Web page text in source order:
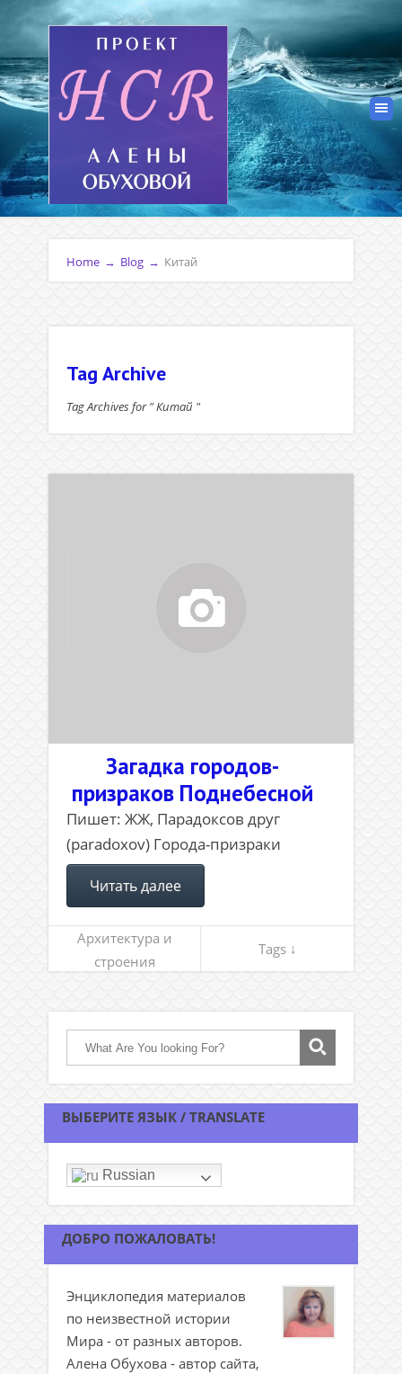
Home → Blog → Китай
Tag Archive
Tag Archives for " Китай "
Загадка городов-
призраков Поднебесной
Пишет: ЖЖ, Парадоксов друг
(paradoxov) Города-призраки
Читать далее
Архитектура и
строения
Tags ↓
ВЫБЕРИТЕ ЯЗЫК / TRANSLATE
Russian
ДОБРО ПОЖАЛОВАТЬ!
Энциклопедия материалов
по неизвестной истории
Мира - от разных авторов.
Алена Обухова - автор сайта,